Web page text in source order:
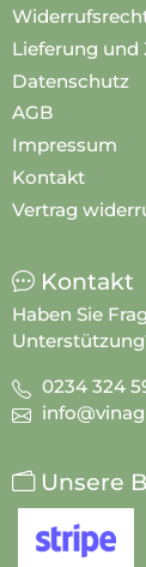
Lieferung und
Datenschutz
AGB
Impressum
Kontakt
Vertrag
Kontakt
Haben Sie
0234 324
Unsere